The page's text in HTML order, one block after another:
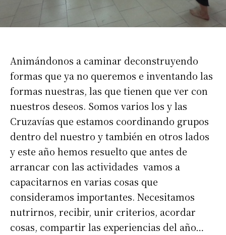
Animándonos a caminar deconstruyendo
formas que ya no queremos e inventando las
formas nuestras, las que tienen que ver con
nuestros deseos. Somos varios los y las
Cruzavías que estamos coordinando grupos
dentro del nuestro y también en otros lados
y este año hemos resuelto que antes de
arrancar con las actividades vamos a
capacitarnos en varias cosas que
consideramos importantes. Necesitamos
nutrirnos, recibir, unir criterios, acordar
cosas, compartir las experiencias del año…